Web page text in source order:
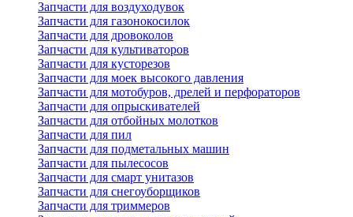
Запчасти для воздуходувок
Запчасти для газонокосилок
Запчасти для дровоколов
Запчасти для культиваторов
Запчасти для кусторезов
Запчасти для моек высокого давления
Запчасти для мотобуров, дрелей и перфораторов
Запчасти для опрыскивателей
Запчасти для отбойных молотков
Запчасти для пил
Запчасти для подметальных машин
Запчасти для пылесосов
Запчасти для смарт унитазов
Запчасти для снегоуборщиков
Запчасти для триммеров